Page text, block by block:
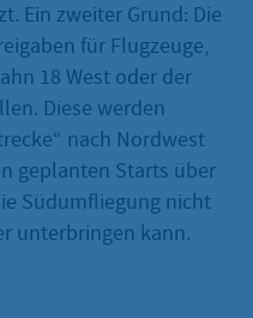
Ein zweiter Grund: Die
für Flugzeuge,
18 West oder der
Diese werden
nach Nordwest
geplanten Starts über
Südumfliegung nicht
unterbringen kann.